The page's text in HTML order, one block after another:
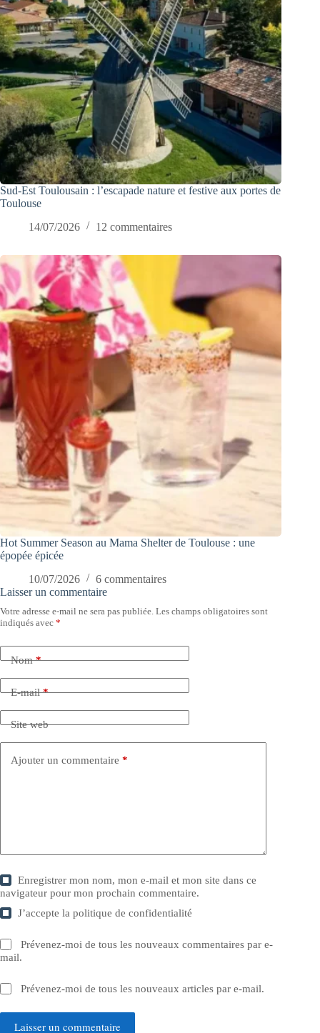
Sud-Est Toulousain : l’escapade nature et festive aux portes de
Toulouse
14/07/2026
12 commentaires
Hot Summer Season au Mama Shelter de Toulouse : une
épopée épicée
10/07/2026
6 commentaires
Laisser un commentaire
Votre adresse e-mail ne sera pas publiée. Les champs obligatoires sont
indiqués avec *
Nom*
E-mail*
Site web
Ajouter un commentaire *
Enregistrer mon nom, mon e-mail et mon site dans ce
navigateur pour mon prochain commentaire.
J’accepte lapolitique de confidentialité
Prévenez-moi de tous les nouveaux commentaires par e-
mail.
Prévenez-moi de tous les nouveaux articles par e-mail.
Laisser un commentaire